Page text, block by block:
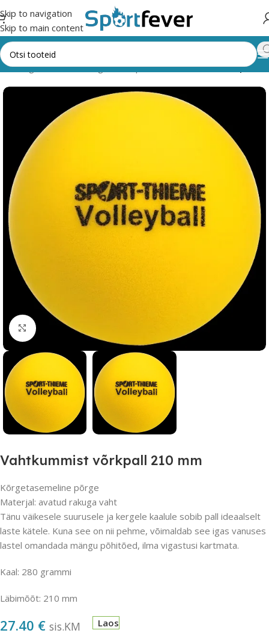
Skip to navigation
Skip to main content
kategooriad Pallimängud Võrkpall Pallid Vahtkummist pallid
Suurendamiseks klõpsake
Vahtkummist võrkpall 210 mm
Kõrgetasemeline põrge
Materjal: avatud rakuga vaht
Tänu väikesele suurusele ja kergele kaalule sobib pall ideaalselt
laste kätele. Kuna see on nii pehme, võimaldab see igas vanuses
lastel omandada mängu põhitõed, ilma vigastusi kartmata.
Kaal: 280 grammi
Läbimõõt: 210 mm
27.40 € sis.KM Laos